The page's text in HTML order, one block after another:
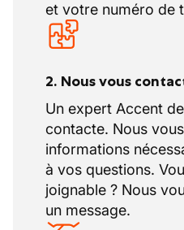
et votre numéro de
2. Nous vous
Un expert Accent
contacte. Nous
informations
à vos questions.
joignable ? Nous
un message.